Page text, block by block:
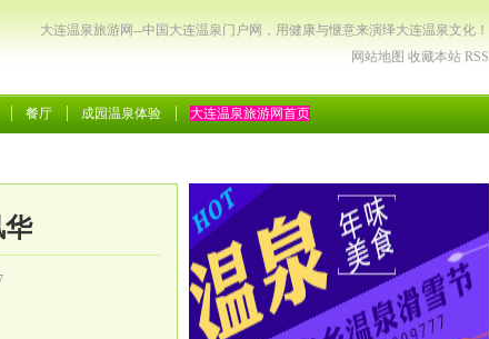
大连温泉旅游网--中国大连温泉门户网，用健康与惬意来演绎大连温泉文化！
网站地图 收藏本站 RSS
餐厅 成园温泉体验 大连温泉旅游网首页
华